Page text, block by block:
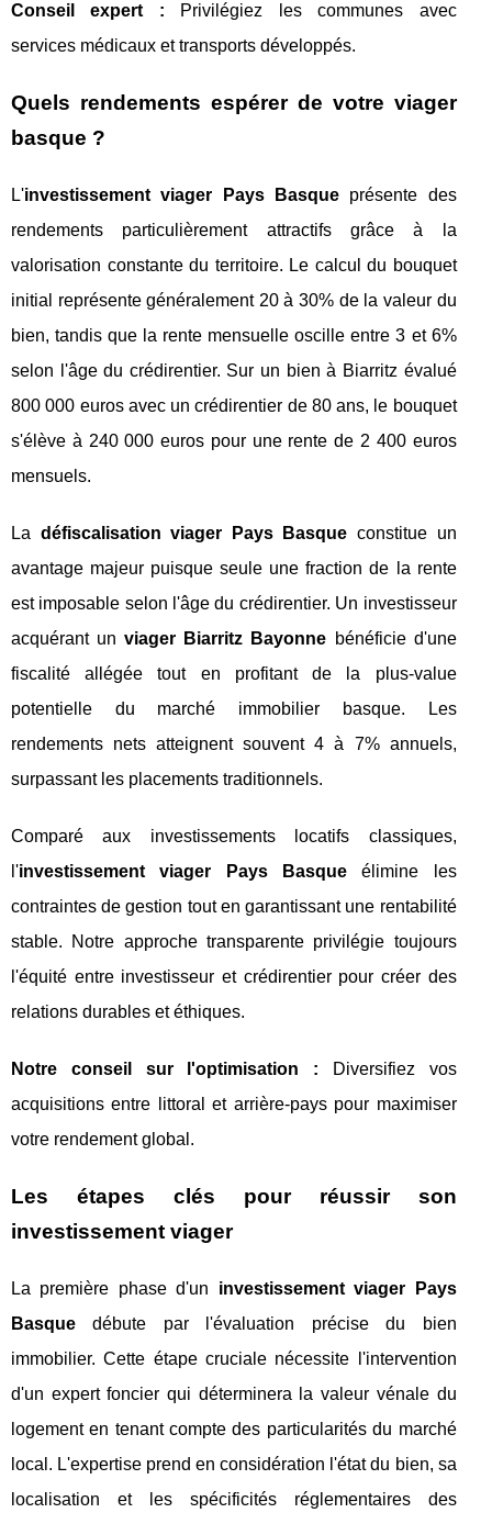
Conseil expert : Privilégiez les communes avec
services médicaux et transports développés.
Quels rendements espérer de votre viager
basque ?
L'investissement viager Pays Basqueprésente des
rendements particulièrement attractifs grâce à la
valorisation constante du territoire. Le calcul du bouquet
initial représente généralement 20 à 30% de la valeur du
bien, tandis que la rente mensuelle oscille entre 3 et 6%
selon l'âge du crédirentier. Sur un bien à Biarritz évalué
800 000 euros avec un crédirentier de 80 ans, le bouquet
s'élève à 240 000 euros pour une rente de 2 400 euros
mensuels.
La défiscalisation viager Pays Basque constitue un
avantage majeur puisque seule une fraction de la rente
est imposable selon l'âge du crédirentier. Un investisseur
acquérant unviager Biarritz Bayonne bénéficie d'une
fiscalité allégée tout en profitant de la plus-value
potentielle du marché immobilier basque. Les
rendements nets atteignent souvent 4 à 7% annuels,
surpassant les placements traditionnels.
Comparé aux investissements locatifs classiques,
l'investissement viager Pays Basqueélimine les
contraintes de gestion tout en garantissant une rentabilité
stable. Notre approche transparente privilégie toujours
l'équité entre investisseur et crédirentier pour créer des
relations durables et éthiques.
Notre conseil sur l'optimisation : Diversifiez vos
acquisitions entre littoral et arrière-pays pour maximiser
votre rendement global.
Les étapes clés pour réussir son
investissement viager
La première phase d'un investissement viager Pays
Basque débute par l'évaluation précise du bien
immobilier. Cette étape cruciale nécessite l'intervention
d'un expert foncier qui déterminera la valeur vénale du
logement en tenant compte des particularités du marché
local. L'expertise prend en considération l'état du bien, sa
localisation et les spécificités réglementaires des